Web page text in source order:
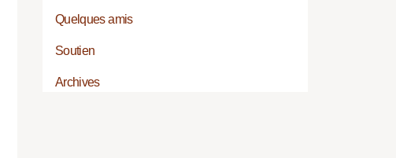
Quelques amis
Soutien
Archives